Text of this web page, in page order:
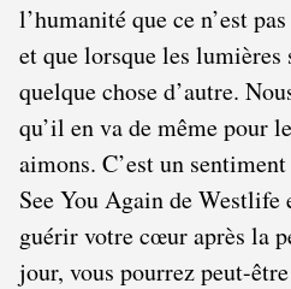
l’humanité que ce n’est
et que lorsque les lumières
quelque chose d’autre.
qu’il en va de même pour
aimons. C’est un
See You Again de Westlife
guérir votre cœur après la
jour, vous pourrez peut-